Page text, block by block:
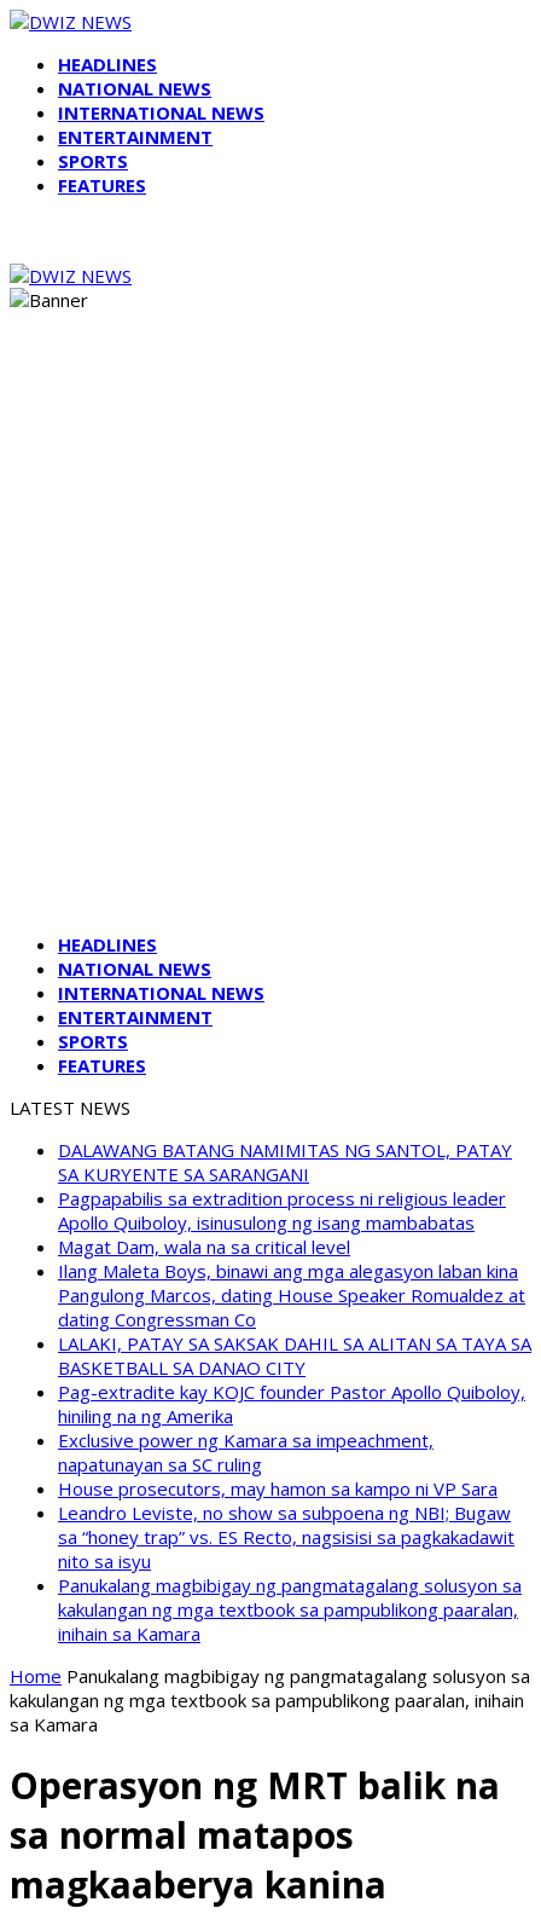
HEADLINES
NATIONAL NEWS
INTERNATIONAL NEWS
ENTERTAINMENT
SPORTS
FEATURES
HEADLINES
NATIONAL NEWS
INTERNATIONAL NEWS
ENTERTAINMENT
SPORTS
FEATURES
LATEST NEWS
DALAWANG BATANG NAMIMITAS NG SANTOL, PATAY
SA KURYENTE SA SARANGANI
Pagpapabilis sa extradition process ni religious leader
Apollo Quiboloy, isinusulong ng isang mambabatas
Magat Dam, wala na sa critical level
Ilang Maleta Boys, binawi ang mga alegasyon laban kina
Pangulong Marcos, dating House Speaker Romualdez at
dating Congressman Co
LALAKI, PATAY SA SAKSAK DAHIL SA ALITAN SA TAYA SA
BASKETBALL SA DANAO CITY
Pag-extradite kay KOJC founder Pastor Apollo Quiboloy,
hiniling na ng Amerika
Exclusive power ng Kamara sa impeachment,
napatunayan sa SC ruling
House prosecutors, may hamon sa kampo ni VP Sara
Leandro Leviste, no show sa subpoena ng NBI; Bugaw
sa “honey trap” vs. ES Recto, nagsisisi sa pagkakadawit
nito sa isyu
Panukalang magbibigay ng pangmatagalang solusyon sa
kakulangan ng mga textbook sa pampublikong paaralan,
inihain sa Kamara
Home Panukalang magbibigay ng pangmatagalang solusyon sa
kakulangan ng mga textbook sa pampublikong paaralan, inihain
sa Kamara
Operasyon ng MRT balik na
sa normal matapos
magkaaberya kanina